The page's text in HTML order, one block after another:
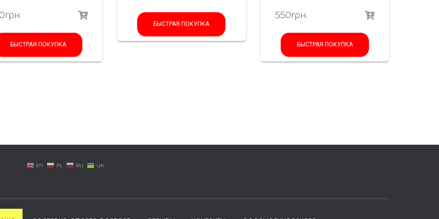
грн.
БЫСТРАЯ ПОКУПКА
БЫСТРАЯ ПОКУПКА
550грн.
БЫСТРАЯ ПОКУПКА
EN PL RU UK